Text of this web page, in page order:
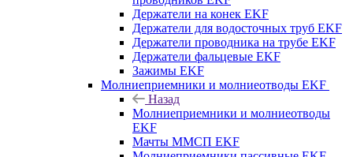
Держатели на конек EKF
Держатели для водосточных труб EKF
Держатели проводника на трубе EKF
Держатели фальцевые EKF
Зажимы EKF
Молниеприемники и молниеотводы EKF
Назад
Молниеприемники и молниеотводы
EKF
Мачты ММСП EKF